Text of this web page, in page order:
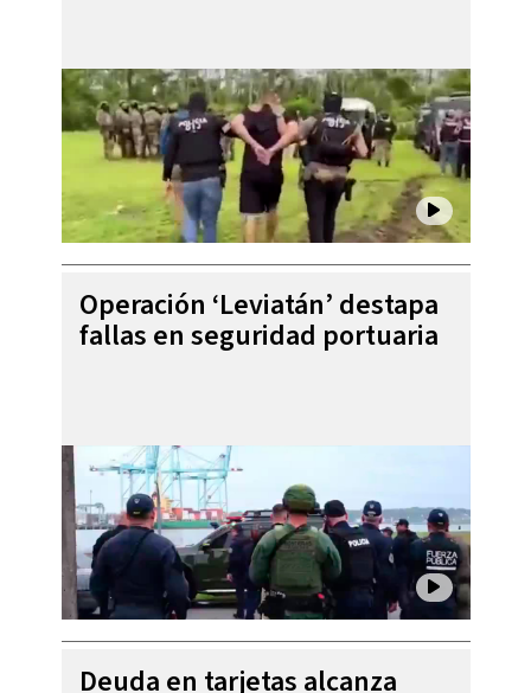
Operación ‘Leviatán’ destapa
fallas en seguridad portuaria
Deuda en tarjetas alcanza